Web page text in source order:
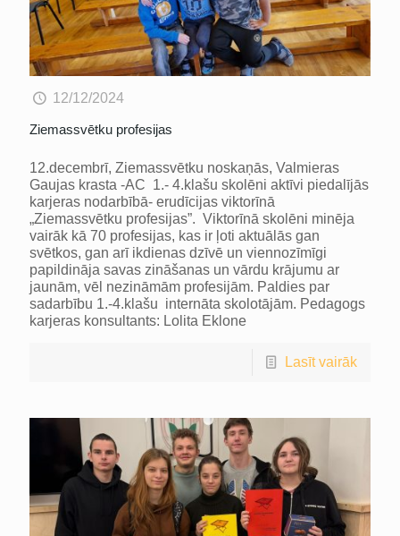
12/12/2024
Ziemassvētku profesijas
12.decembrī, Ziemassvētku noskaņās, Valmieras
Gaujas krasta -AC 1.- 4.klašu skolēni aktīvi piedalījās
karjeras nodarbībā- erudīcijas viktorīnā
„Ziemassvētku profesijas”. Viktorīnā skolēni minēja
vairāk kā 70 profesijas, kas ir ļoti aktuālās gan
svētkos, gan arī ikdienas dzīvē un viennozīmīgi
papildināja savas zināšanas un vārdu krājumu ar
jaunām, vēl nezināmām profesijām. Paldies par
sadarbību 1.-4.klašu internāta skolotājām. Pedagogs
karjeras konsultants: Lolita Eklone
Lasīt vairāk